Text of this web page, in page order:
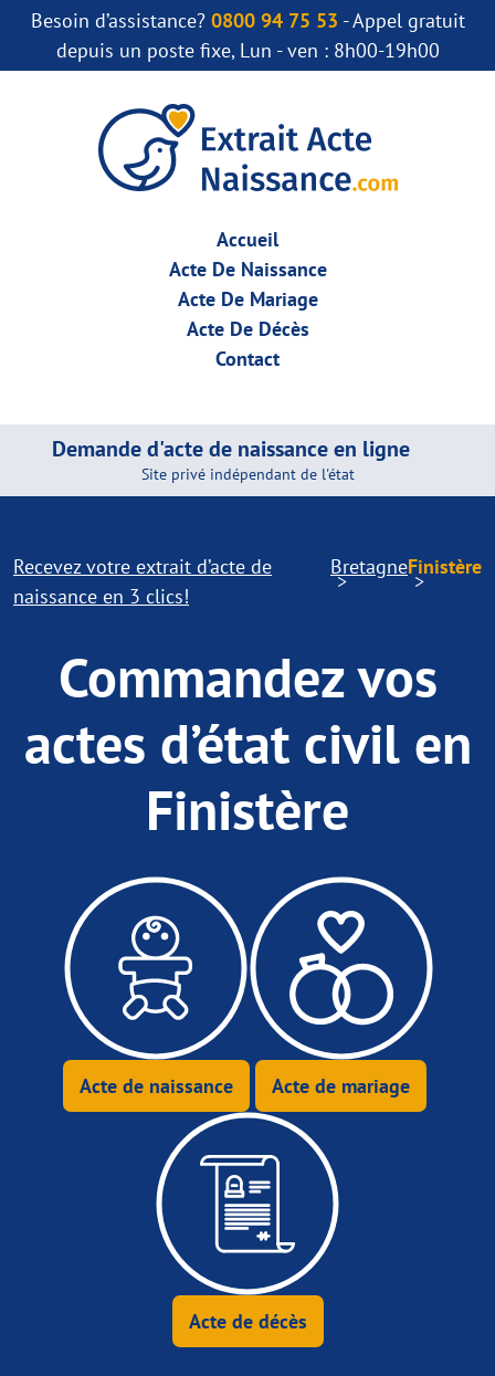
Besoin d’assistance? 0800 94 75 53 - Appel gratuit
depuis un poste fixe, Lun - ven : 8h00-19h00
Accueil
Acte De Naissance
Acte De Mariage
Acte De Décès
Contact
Demande d'acte de naissance en ligne
Site privé indépendant de l'état
Recevez votre extrait d’acte de
naissance en 3 clics!
BretagneFinistère
Commandez vos
actes d’état civil en
Finistère
Acte de naissance Acte de mariage
Acte de décès